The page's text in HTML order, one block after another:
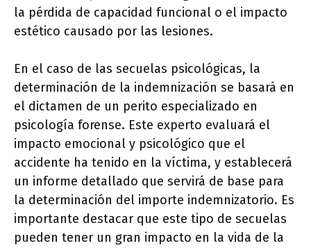
la pérdida de capacidad funcional o el impacto
estético causado por las lesiones.
En el caso de las secuelas psicológicas, la
determinación de la indemnización se basará en
el dictamen de un perito especializado en
psicología forense. Este experto evaluará el
impacto emocional y psicológico que el
accidente ha tenido en la víctima, y establecerá
un informe detallado que servirá de base para
la determinación del importe indemnizatorio. Es
importante destacar que este tipo de secuelas
pueden tener un gran impacto en la vida de la